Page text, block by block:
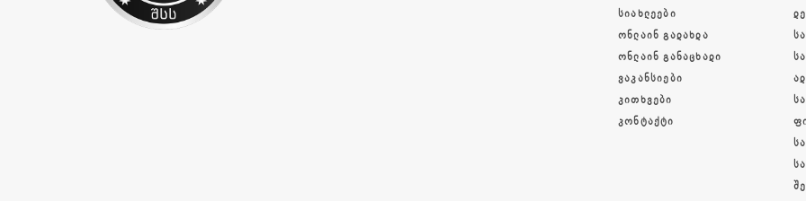
ᲡᲘᲐᲮᲚᲔᲔᲑᲘ
ᲝᲜᲚᲐᲘᲜ ᲒᲐᲓᲐᲮᲓᲐ
ᲝᲜᲚᲐᲘᲜ ᲒᲐᲜᲐᲪᲮᲐᲓᲘ
ᲕᲐᲙᲐᲜᲡᲘᲔᲑᲘ
ᲙᲘᲗᲮᲕᲔᲑᲘ
ᲙᲝᲜᲢᲐᲥᲢᲘ